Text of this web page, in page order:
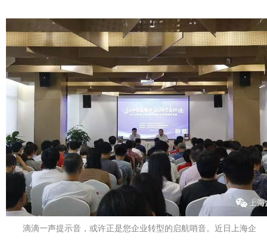
滴滴一声提示音，或许正是您企业转型的启航哨音。近日上海企